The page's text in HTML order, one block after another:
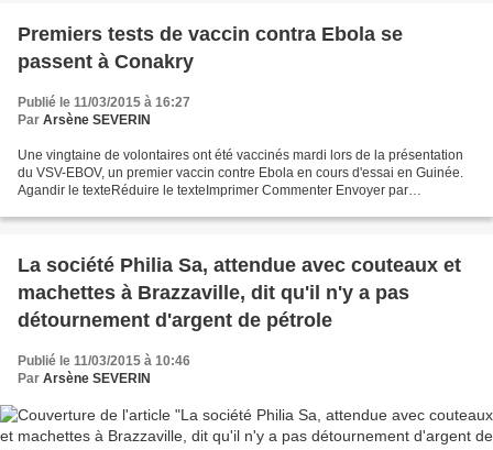
Premiers tests de vaccin contra Ebola se
passent à Conakry
Publié le 11/03/2015 à 16:27
Par Arsène SEVERIN
Une vingtaine de volontaires ont été vaccinés mardi lors de la présentation
du VSV-EBOV, un premier vaccin contre Ebola en cours d'essai en Guinée.
Agandir le texteRéduire le texteImprimer Commenter Envoyer par
La société Philia Sa, attendue avec couteaux et
machettes à Brazzaville, dit qu'il n'y a pas
détournement d'argent de pétrole
Publié le 11/03/2015 à 10:46
Par Arsène SEVERIN